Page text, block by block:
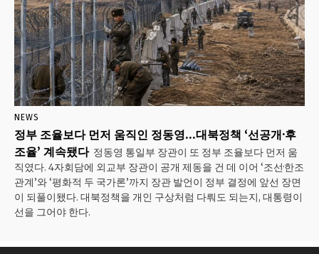
NEWS
정부 조율보다 먼저 움직인 정동영…대북정책 ‘선공개·후
조율’ 계속됐다 정동영 통일부 장관이 또 정부 조율보다 먼저 움
직였다. 4자회담에 외교부 장관이 공개 제동을 건 데 이어 ‘조선·한조
관계’와 ‘평화적 두 국가론’까지 장관 발언이 정부 결정에 앞선 장면
이 되풀이됐다. 대북정책을 개인 구상처럼 다뤄도 되는지, 대통령이
선을 그어야 한다.